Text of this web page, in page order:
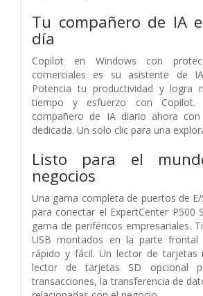
Tu compañero de IA
día
Copilot en Windows con
comerciales es su asistente de
Potencia tu productividad y logra
tiempo y esfuerzo con Copilot.
compañero de IA diario ahora
dedicada. Un solo clic para una
Listo para el
negocios
Una gama completa de puertos de
para conectar el ExpertCenter P500
gama de periféricos empresariales.
USB montados en la parte frontal
rápido y fácil. Un lector de tarjetas
lector de tarjetas SD opcional
transacciones, la transferencia de